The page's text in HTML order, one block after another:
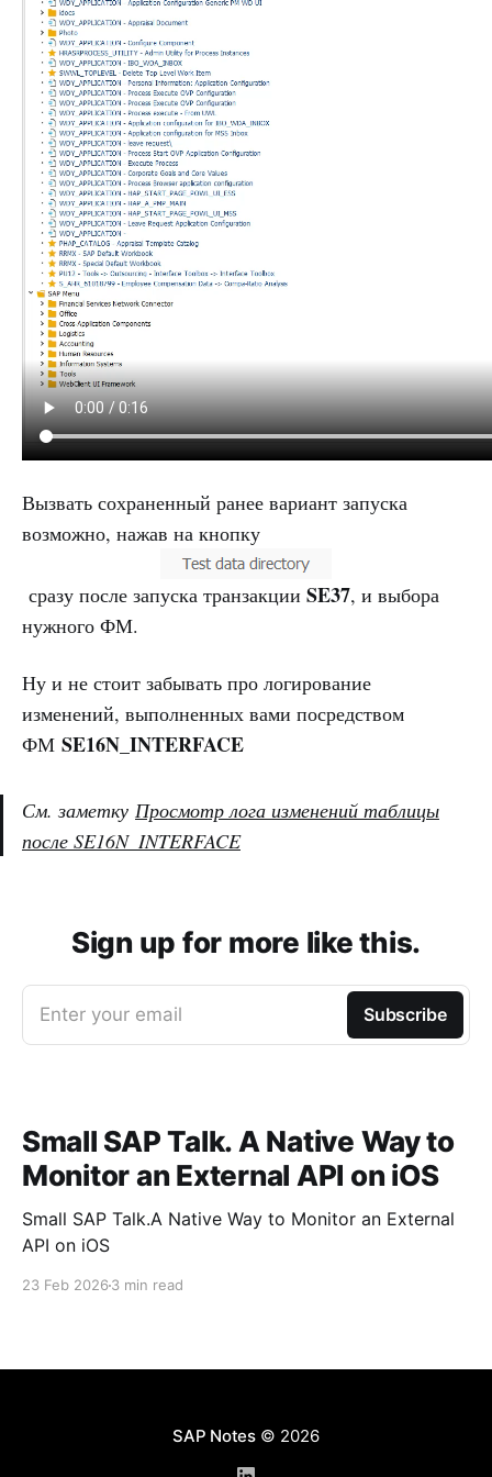
Вызвать сохраненный ранее вариант запуска
возможно, нажав на кнопку
сразу после запуска транзакции SE37, и выбора
нужного ФМ.
Ну и не стоит забывать про логирование
изменений, выполненных вами посредством
ФМ SE16N_INTERFACE
См. заметку Просмотр лога изменений таблицы
после SE16N_INTERFACE
Sign up for more like this.
Enter your email Subscribe
Small SAP Talk. A Native Way to
Monitor an External API on iOS
Small SAP Talk.A Native Way to Monitor an External
API on iOS
23 Feb 2026 3 min read
SAP Notes© 2026